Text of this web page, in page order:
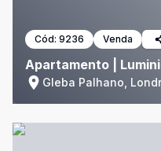
Cód: 9236 Venda
Apartamento |
Gleba Palhano,